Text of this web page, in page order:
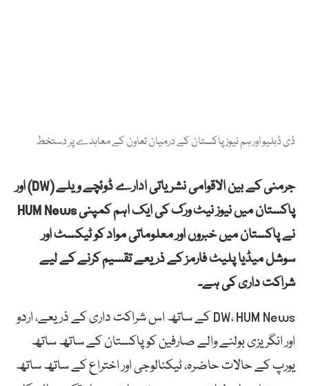
ڈی ڈبلیو اور ہم نیوز پاکستان کے درمیان تعاون کے معاہدے پر دستخط
جرمنی کے بین الاقوامی نشریاتی ادارے ڈوئچے ویلے (DW) اور
پاکستان میں نیوز نیٹ ورک کی ایک اہم کمپنی HUM News
نے پاکستان میں خبروں اور معلوماتی مواد کو ٹیکسٹ اور
سوشل میڈیا پلیٹ فارمز کے ذریعے تقسیم کرنے کے لیے
شراکت داری کی ہے۔
DW، HUM News کے ساتھ اس شراکت داری کے ذریعے، اردو
اور انگریزی بولنے والے صارفین کو پاکستان کے ساتھ ساتھ
یورپ کے حالات حاضرہ، ٹیکنالوجی اور اختراع کے ساتھ ساتھ